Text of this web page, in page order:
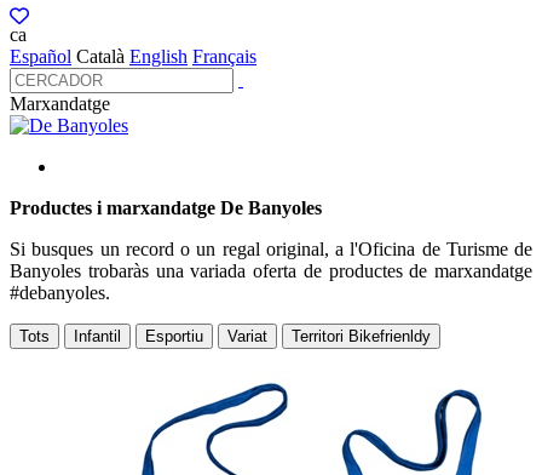
ca
Español Català English Français
Marxandatge
Productes i marxandatge De Banyoles
Si busques un record o un regal original, a l'Oficina de Turisme de
Banyoles trobaràs una variada oferta de productes de marxandatge
#debanyoles.
Tots Infantil Esportiu Variat Territori Bikefrienldy